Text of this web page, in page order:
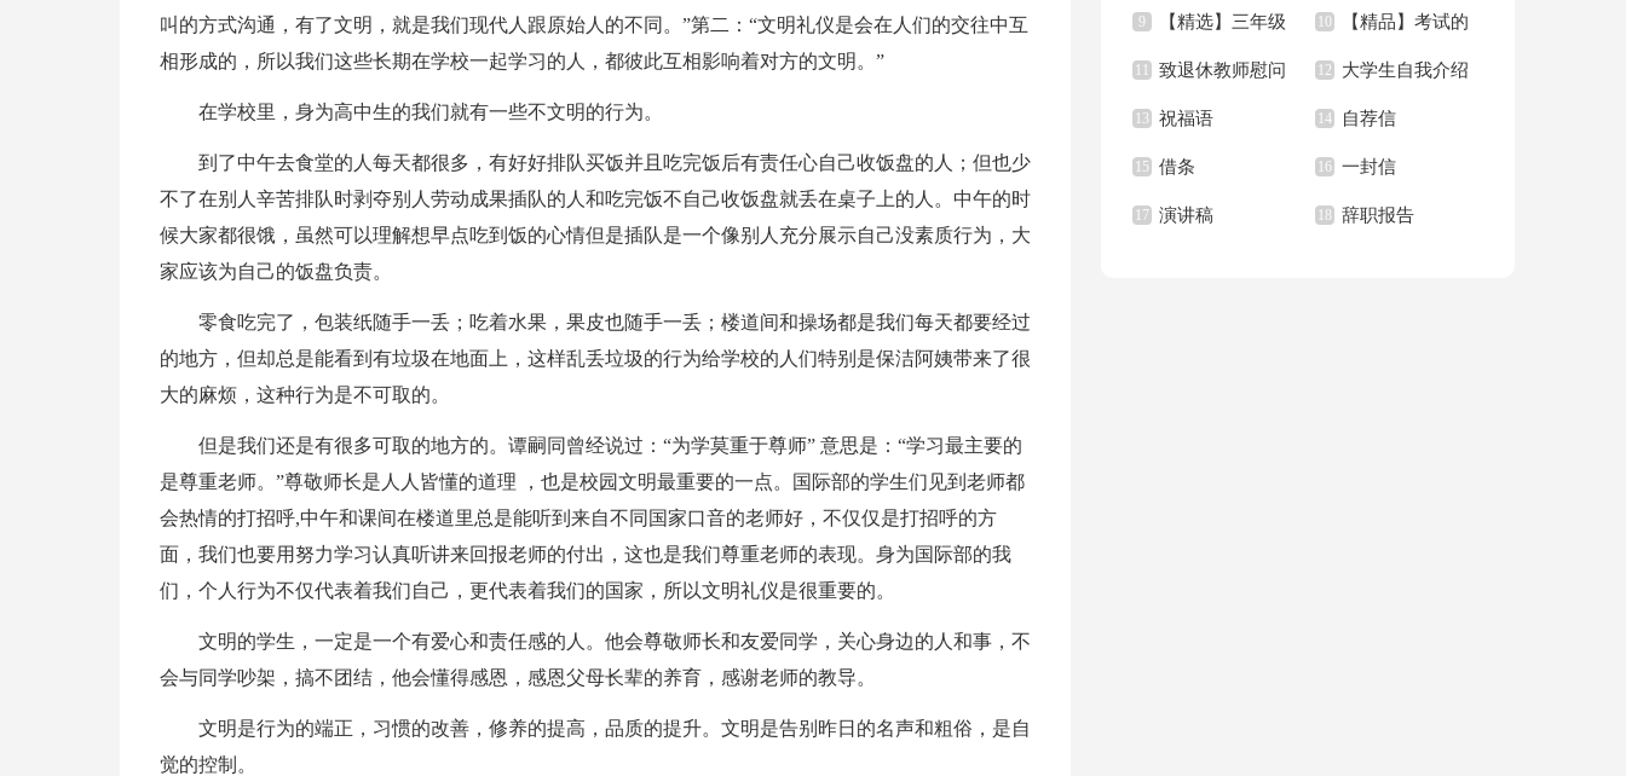
叫的方式沟通，有了文明，就是我们现代人跟原始人的不同。”第二：“文明礼仪是会在人们的交往中互
相形成的，所以我们这些长期在学校一起学习的人，都彼此互相影响着对方的文明。”
在学校里，身为高中生的我们就有一些不文明的行为。
到了中午去食堂的人每天都很多，有好好排队买饭并且吃完饭后有责任心自己收饭盘的人；但也少
不了在别人辛苦排队时剥夺别人劳动成果插队的人和吃完饭不自己收饭盘就丢在桌子上的人。中午的时
候大家都很饿，虽然可以理解想早点吃到饭的心情但是插队是一个像别人充分展示自己没素质行为，大
家应该为自己的饭盘负责。
零食吃完了，包装纸随手一丢；吃着水果，果皮也随手一丢；楼道间和操场都是我们每天都要经过
的地方，但却总是能看到有垃圾在地面上，这样乱丢垃圾的行为给学校的人们特别是保洁阿姨带来了很
大的麻烦，这种行为是不可取的。
但是我们还是有很多可取的地方的。谭嗣同曾经说过：“为学莫重于尊师” 意思是：“学习最主要的
是尊重老师。”尊敬师长是人人皆懂的道理 ，也是校园文明最重要的一点。国际部的学生们见到老师都
会热情的打招呼,中午和课间在楼道里总是能听到来自不同国家口音的老师好，不仅仅是打招呼的方
面，我们也要用努力学习认真听讲来回报老师的付出，这也是我们尊重老师的表现。身为国际部的我
们，个人行为不仅代表着我们自己，更代表着我们的国家，所以文明礼仪是很重要的。
文明的学生，一定是一个有爱心和责任感的人。他会尊敬师长和友爱同学，关心身边的人和事，不
会与同学吵架，搞不团结，他会懂得感恩，感恩父母长辈的养育，感谢老师的教导。
文明是行为的端正，习惯的改善，修养的提高，品质的提升。文明是告别昨日的名声和粗俗，是自
觉的控制。
记四篇
9 【精选】三年级
满分作文锦集五篇
10 【精品】考试的
作文合集六篇
11 致退休教师慰问
信15篇
12 大学生自我介绍
演讲稿
13 祝福语 14 自荐信
15 借条 16 一封信
17 演讲稿 18 辞职报告